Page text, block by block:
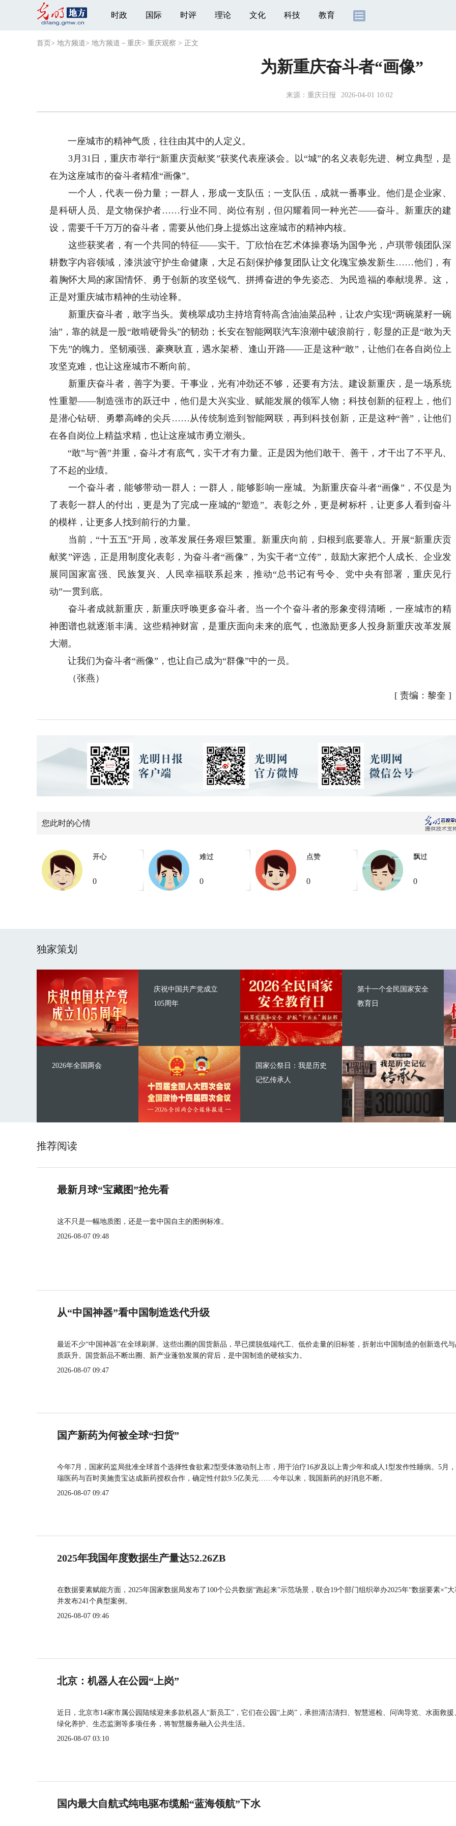
时政 国际 时评 理论 文化 科技 教育
首页 > 地方频道> 地方频道－重庆> 重庆观察 > 正文
为新重庆奋斗者“画像”
来源： 重庆日报 2026-04-01 10:02
一座城市的精神气质，往往由其中的人定义。
3月31日，重庆市举行“新重庆贡献奖”获奖代表座谈会。以“城”的名义表彰先进、树立典型，是
在为这座城市的奋斗者精准“画像”。
一个人，代表一份力量；一群人，形成一支队伍；一支队伍，成就一番事业。他们是企业家、
是科研人员、是文物保护者……行业不同、岗位有别，但闪耀着同一种光芒——奋斗。新重庆的建
设，需要千千万万的奋斗者，需要从他们身上提炼出这座城市的精神内核。
这些获奖者，有一个共同的特征——实干。丁欣怡在艺术体操赛场为国争光，卢琪带领团队深
耕数字内容领域，漆洪波守护生命健康，大足石刻保护修复团队让文化瑰宝焕发新生……他们，有
着胸怀大局的家国情怀、勇于创新的攻坚锐气、拼搏奋进的争先姿态、为民造福的奉献境界。这，
正是对重庆城市精神的生动诠释。
新重庆奋斗者，敢字当头。黄桃翠成功主持培育特高含油油菜品种，让农户实现“两碗菜籽一碗
油”，靠的就是一股“敢啃硬骨头”的韧劲；长安在智能网联汽车浪潮中破浪前行，彰显的正是“敢为天
下先”的魄力。坚韧顽强、豪爽耿直，遇水架桥、逢山开路——正是这种“敢”，让他们在各自岗位上
攻坚克难，也让这座城市不断向前。
新重庆奋斗者，善字为要。干事业，光有冲劲还不够，还要有方法。建设新重庆，是一场系统
性重塑——制造强市的跃迁中，他们是大兴实业、赋能发展的领军人物；科技创新的征程上，他们
是潜心钻研、勇攀高峰的尖兵……从传统制造到智能网联，再到科技创新，正是这种“善”，让他们
在各自岗位上精益求精，也让这座城市勇立潮头。
“敢”与“善”并重，奋斗才有底气，实干才有力量。正是因为他们敢干、善干，才干出了不平凡、
了不起的业绩。
一个奋斗者，能够带动一群人；一群人，能够影响一座城。为新重庆奋斗者“画像”，不仅是为
了表彰一群人的付出，更是为了完成一座城的“塑造”。表彰之外，更是树标杆，让更多人看到奋斗
的模样，让更多人找到前行的力量。
当前，“十五五”开局，改革发展任务艰巨繁重。新重庆向前，归根到底要靠人。开展“新重庆贡
献奖”评选，正是用制度化表彰，为奋斗者“画像”，为实干者“立传”，鼓励大家把个人成长、企业发
展同国家富强、民族复兴、人民幸福联系起来，推动“总书记有号令、党中央有部署，重庆见行
动”一贯到底。
奋斗者成就新重庆，新重庆呼唤更多奋斗者。当一个个奋斗者的形象变得清晰，一座城市的精
神图谱也就逐渐丰满。这些精神财富，是重庆面向未来的底气，也激励更多人投身新重庆改革发展
大潮。
让我们为奋斗者“画像”，也让自己成为“群像”中的一员。
（张燕）
[ 责编：黎奎 ]
您此时的心情
开心
0
难过
0
点赞
0
飘过
0
独家策划
庆祝中国共产党成立
105周年
2026年全国两会
第十一个全民国家安全
教育日
国家公祭日：我是历史
记忆传承人
推荐阅读
最新月球“宝藏图”抢先看
这不只是一幅地质图，还是一套中国自主的图例标准。
2026-08-07 09:48
从“中国神器”看中国制造迭代升级
最近不少“中国神器”在全球刷屏。这些出圈的国货新品，早已摆脱低端代工、低价走量的旧标签，折射出中国制造的创新迭代
质跃升。国货新品不断出圈、新产业蓬勃发展的背后，是中国制造的硬核实力。
2026-08-07 09:47
国产新药为何被全球“扫货”
今年7月，国家药监局批准全球首个选择性食欲素2型受体激动剂上市，用于治疗16岁及以上青少年和成人1型发作性睡病。5月
瑞医药与百时美施贵宝达成新药授权合作，确定性付款9.5亿美元……今年以来，我国新药的好消息不断。
2026-08-07 09:47
2025年我国年度数据生产量达52.26ZB
在数据要素赋能方面，2025年国家数据局发布了100个公共数据“跑起来”示范场景，联合19个部门组织举办2025年“数据要素×”大
并发布241个典型案例。
2026-08-07 09:46
北京：机器人在公园“上岗”
近日，北京市14家市属公园陆续迎来多款机器人“新员工”，它们在公园“上岗”，承担清洁清扫、智慧巡检、问询导览、水面救援
绿化养护、生态监测等多项任务，将智慧服务融入公共生活。
2026-08-07 03:10
国内最大自航式纯电驱布缆船“蓝海领航”下水